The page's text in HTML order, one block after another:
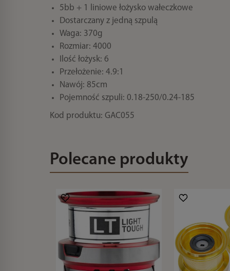
5bb + 1 liniowe łożysko wałeczkowe
Dostarczany z jedną szpulą
Waga: 370g
Rozmiar: 4000
Ilość łożysk: 6
Przełożenie: 4.9:1
Nawój: 85cm
Pojemność szpuli: 0.18-250/0.24-185
Kod produktu: GAC055
Polecane produkty